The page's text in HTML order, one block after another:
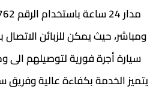
ومباشر، حيث يمكن للزبائن
سيارة أجرة فورية لتوصيلهم
يتميز الخدمة بكفاءة عالية وفريق